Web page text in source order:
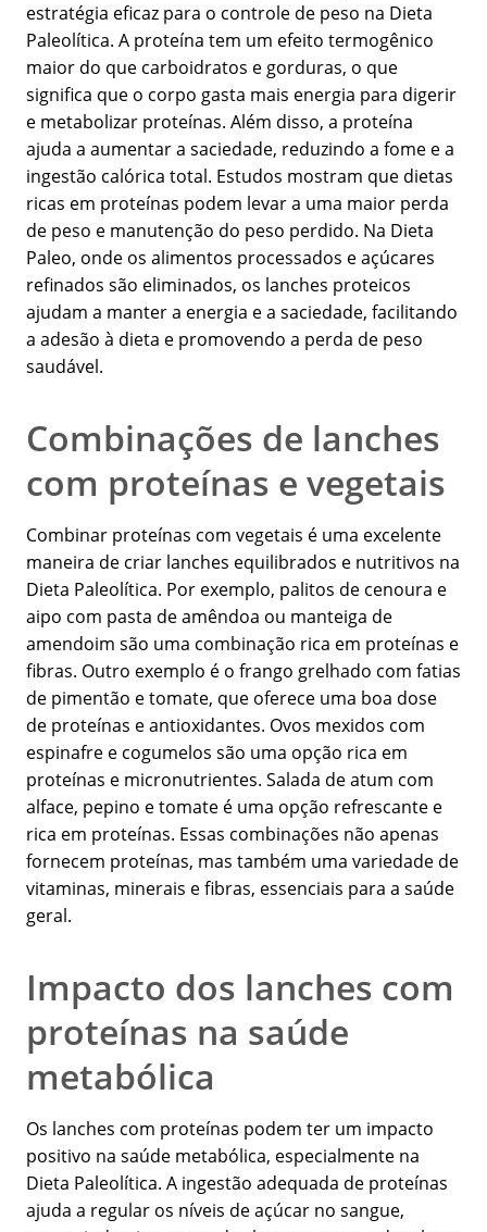
estratégia eficaz para o controle de peso na Dieta
Paleolítica. A proteína tem um efeito termogênico
maior do que carboidratos e gorduras, o que
significa que o corpo gasta mais energia para digerir
e metabolizar proteínas. Além disso, a proteína
ajuda a aumentar a saciedade, reduzindo a fome e a
ingestão calórica total. Estudos mostram que dietas
ricas em proteínas podem levar a uma maior perda
de peso e manutenção do peso perdido. Na Dieta
Paleo, onde os alimentos processados e açúcares
refinados são eliminados, os lanches proteicos
ajudam a manter a energia e a saciedade, facilitando
a adesão à dieta e promovendo a perda de peso
saudável.
Combinações de lanches
com proteínas e vegetais
Combinar proteínas com vegetais é uma excelente
maneira de criar lanches equilibrados e nutritivos na
Dieta Paleolítica. Por exemplo, palitos de cenoura e
aipo com pasta de amêndoa ou manteiga de
amendoim são uma combinação rica em proteínas e
fibras. Outro exemplo é o frango grelhado com fatias
de pimentão e tomate, que oferece uma boa dose
de proteínas e antioxidantes. Ovos mexidos com
espinafre e cogumelos são uma opção rica em
proteínas e micronutrientes. Salada de atum com
alface, pepino e tomate é uma opção refrescante e
rica em proteínas. Essas combinações não apenas
fornecem proteínas, mas também uma variedade de
vitaminas, minerais e fibras, essenciais para a saúde
geral.
Impacto dos lanches com
proteínas na saúde
metabólica
Os lanches com proteínas podem ter um impacto
positivo na saúde metabólica, especialmente na
Dieta Paleolítica. A ingestão adequada de proteínas
ajuda a regular os níveis de açúcar no sangue,